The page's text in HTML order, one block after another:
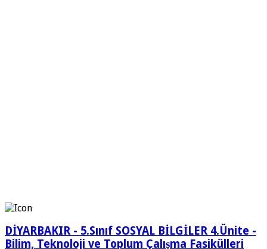
DİYARBAKIR - 5.Sınıf SOSYAL BİLGİLER 4.Ünite -
Bilim, Teknoloji ve Toplum Çalışma Fasikülleri